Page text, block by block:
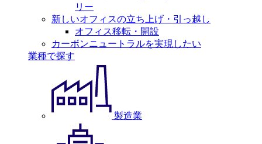
リー
新しいオフィスの立ち上げ・引っ越し
オフィス移転・開設
カーボンニュートラルを実現したい
業種で探す
製造業